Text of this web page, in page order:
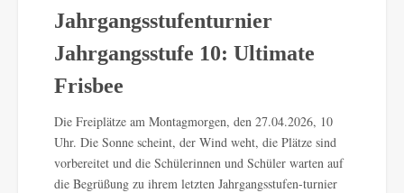
Jahrgangsstufenturnier
Jahrgangsstufe 10: Ultimate
Frisbee
Die Freiplätze am Montagmorgen, den 27.04.2026, 10
Uhr. Die Sonne scheint, der Wind weht, die Plätze sind
vorbereitet und die Schülerinnen und Schüler warten auf
die Begrüßung zu ihrem letzten Jahrgangsstufen-turnier